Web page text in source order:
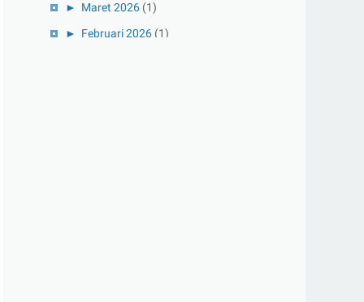
► Maret 2026 (1)
► Februari 2026 (1)